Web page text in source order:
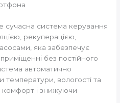
сучасна система керування
рекуперацією,
яка забезпечує
без постійного
автоматично
температури, вологості та
комфорт і знижуючи